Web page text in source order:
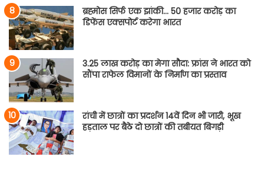
ब्रह्मोस सिर्फ एक झांकी… 50 हजार करोड़ का
डिफेंस एक्सपोर्ट करेगा भारत
3.25 लाख करोड़ का मेगा सौदा: फ्रांस ने भारत को
सौंपा राफेल विमानों के निर्माण का प्रस्ताव
रांची में छात्रों का प्रदर्शन 14वें दिन भी जारी, भूख
हड़ताल पर बैठे दो छात्रों की तबीयत बिगड़ी